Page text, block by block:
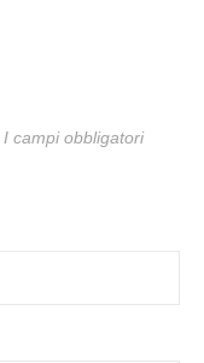
I campi obbligatori